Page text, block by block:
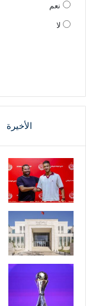
نعم
لا
الأخيرة